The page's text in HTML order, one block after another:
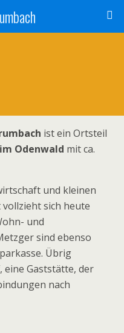
ist ein Ortsteil
Odenwald mit ca.
und kleinen
sich heute
und
sind ebenso
Übrig
Gaststätte, der
nach